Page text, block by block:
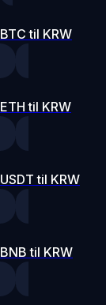
BTC til KRW
ETH til KRW
USDT til KRW
BNB til KRW